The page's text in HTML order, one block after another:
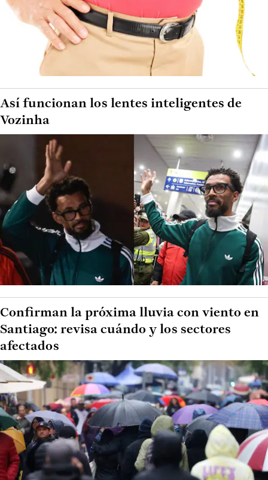
Así funcionan los lentes inteligentes de
Vozinha
Confirman la próxima lluvia con viento en
Santiago: revisa cuándo y los sectores
afectados